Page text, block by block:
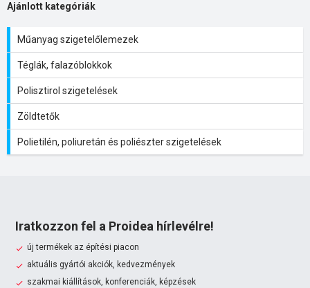
Ajánlott kategóriák
Műanyag szigetelőlemezek
Téglák, falazóblokkok
Polisztirol szigetelések
Zöldtetők
Polietilén, poliuretán és poliészter szigetelések
Iratkozzon fel a Proidea hírlevélre!
új termékek az építési piacon
aktuális gyártói akciók, kedvezmények
szakmai kiállítások, konferenciák, képzések